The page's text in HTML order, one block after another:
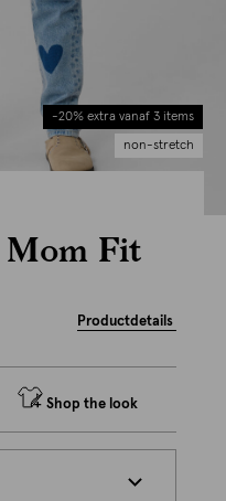
-20% extra vanaf 3 items
non-stretch
Fit
Productdetails
Shop the look